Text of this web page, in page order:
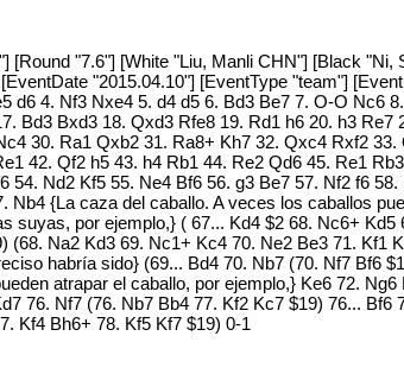
"7.6"] [White "Liu, Manli CHN"] [Black
"2015.04.10"] [EventType "team"]
d6 4. Nf3 Nxe4 5. d4 d5 6. Bd3 Be7 7. O-O Nc6
Bd3 Bxd3 18. Qxd3 Rfe8 19. Rd1 h6 20. h3
30. Ra1 Qxb2 31. Ra8+ Kh7 32. Qxc4 Rxf2
42. Qf2 h5 43. h4 Rb1 44. Re2 Qd6 45. Re1
Nd2 Kf5 55. Ne4 Bf6 56. g3 Be7 57. Nf2 f6
Nb4 {La caza del caballo. A veces los caballos
suyas, por ejemplo,} ( 67... Kd4 $2 68. Nc6+
Na2 Kd3 69. Nc1+ Kc4 70. Ne2 Be3 71. Kf1
habría sido} (69... Bd4 70. Nb7 (70. Nf7 Bf6
atrapar el caballo, por ejemplo,} Ke6 72.
76. Nf7 (76. Nb7 Bb4 77. Kf2 Kc7 $19) 76... Bf6
Kf4 Bh6+ 78. Kf5 Kf7 $19) 0-1